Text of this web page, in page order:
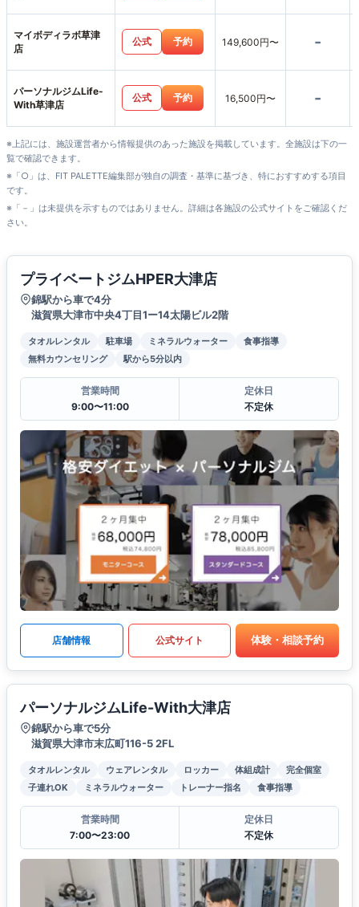
マイボディラボ草津
店
公式 予約 149,600円〜 -
パーソナルジムLife-
With草津店
公式 予約 16,500円〜 -
※上記には、施設運営者から情報提供のあった施設を掲載しています。全施設は下の一
覧で確認できます。
※「○」は、FIT PALETTE編集部が独自の調査・基準に基づき、特におすすめする項目
です。
※「－」は未提供を示すものではありません。詳細は各施設の公式サイトをご確認くだ
さい。
プライベートジムHPER大津店
錦駅から車で4分
滋賀県大津市中央4丁目1ー14太陽ビル2階
タオルレンタル 駐車場 ミネラルウォーター
食事指導
無料カウンセリング
駅から5分以内
営業時間
9:00〜11:00
定休日
不定休
店舗情報 公式サイト 体験・相談予約
パーソナルジムLife-With大津店
錦駅から車で5分
滋賀県大津市末広町116-5 2FL
タオルレンタル ウェアレンタル ロッカー 体組成計
完全個室
子連れOK
ミネラルウォーター トレーナー指名 食事指導
営業時間
7:00〜23:00
定休日
不定休